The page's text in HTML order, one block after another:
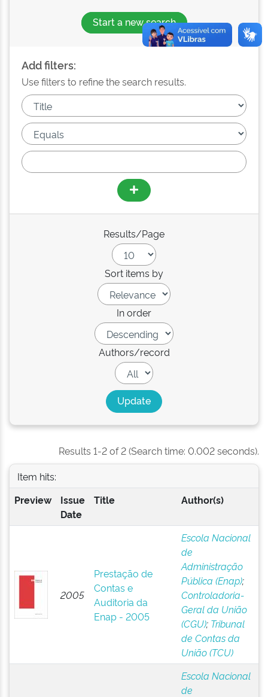
Start a new search
Add filters:
Use filters to refine the search results.
Results/Page
Sort items by
In order
Authors/record
Results 1-2 of 2 (Search time: 0.002 seconds).
Item hits:
Preview
Issue
Date
Title Author(s)
2005
Prestação de
Contas e
Auditoria da
Enap - 2005
Escola Nacional
de
Administração
Pública (Enap);
Controladoria-
Geral da União
(CGU); Tribunal
de Contas da
União (TCU)
Escola Nacional
de